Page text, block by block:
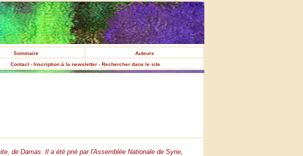
Sommaire
Auteurs
Contact - Inscription à la newsletter - Rechercher dans le site
de Damas. Il a été prié par l'Assemblée Nationale de Syrie,